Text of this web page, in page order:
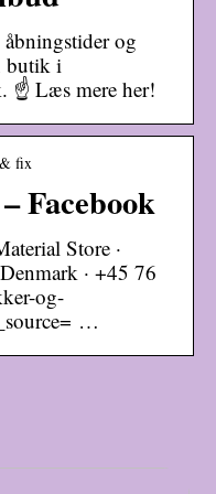
og
butik i
☝ Læs mere her!
fix
Facebook
Store ·
· +45 76
og-
…